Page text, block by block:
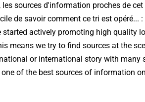
sources d'information proches de
de savoir comment ce tri est opéré... :
started actively promoting high quality
means we try to find sources at the
or international story with many
of the best sources of information